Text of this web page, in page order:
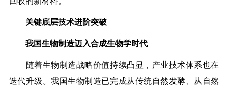
关键底层技术进阶突破
我国生物制造迈入合成生物学时代
随着生物制造战略价值持续凸显，产业技术体系也在
迭代升级。我国生物制造已完成从传统自然发酵、从自然